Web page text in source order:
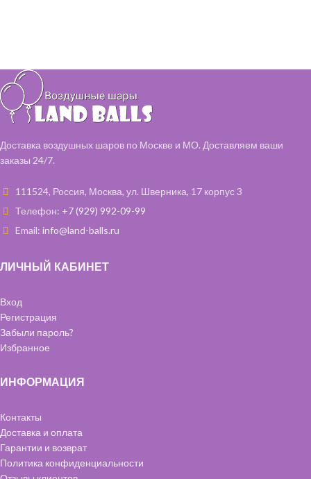
Доставка воздушных шаров по Москве и МО. Доставляем ваши
заказы 24/7.
111524, Россия, Москва, ул. Шверника, 17 корпус 3
Телефон: +7 (929) 992-09-99
Email: info@land-balls.ru
ЛИЧНЫЙ КАБИНЕТ
Вход
Регистрация
Забыли пароль?
Избранное
ИНФОРМАЦИЯ
Контакты
Доставка и оплата
Гарантии и возврат
Политика конфиденциальности